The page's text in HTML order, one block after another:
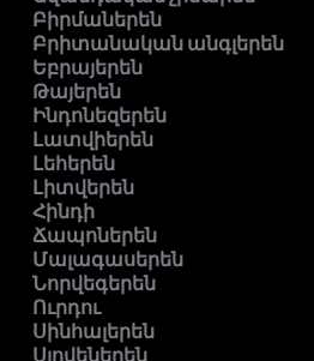
Բիրմաներեն
Բրիտանական անգլերեն
Եբրայերեն
Թայերեն
Ինդոնեզերեն
Լատվիերեն
Լեհերեն
Լիտվերեն
Հինդի
Ճապոներեն
Մալագասերեն
Նորվեգերեն
Ուրդու
Սինհալերեն
Սլովեներեն